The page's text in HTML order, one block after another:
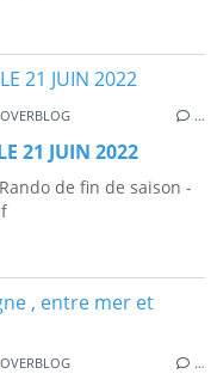
…
21 JUIN 2022
de fin de saison -
…